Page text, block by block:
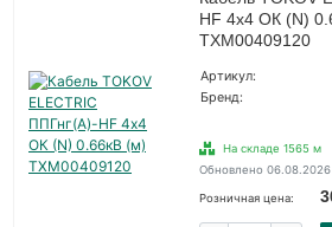
HF 4х4 ОК (N)
ТХМ00409120
Артикул:
Бренд:
На складе 1565 м
Обновлено 06.08.2026
Розничная цена: